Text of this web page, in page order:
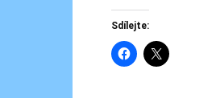
Sdílejte: